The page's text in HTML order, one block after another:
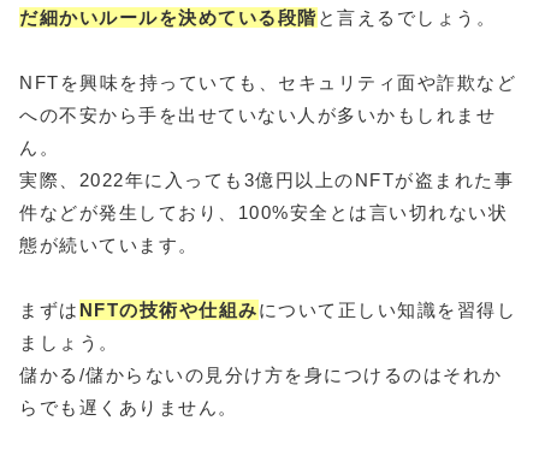
だ細かいルールを決めている段階と言えるでしょう。
NFTを興味を持っていても、セキュリティ面や詐欺など
への不安から手を出せていない人が多いかもしれませ
ん。
実際、2022年に入っても3億円以上のNFTが盗まれた事
件などが発生しており、100%安全とは言い切れない状
態が続いています。
まずは NFTの技術や仕組みについて正しい知識を習得し
ましょう。
儲かる/儲からないの見分け方を身につけるのはそれか
らでも遅くありません。